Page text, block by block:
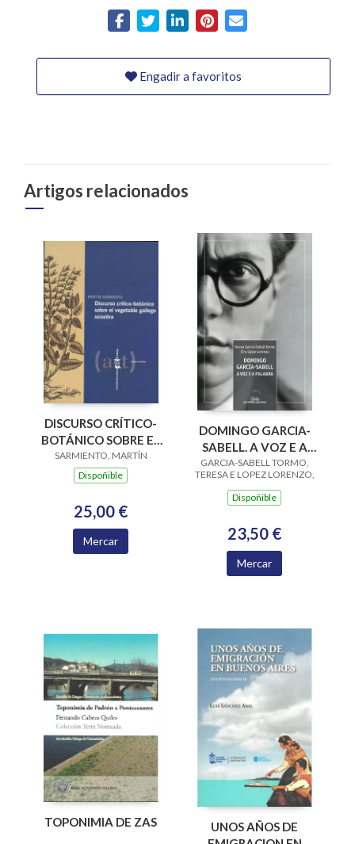
Engadir a favoritos
Artigos relacionados
DISCURSO CRÍTICO-
BOTÁNICO SOBRE EL
VEGETABLE
GALLEGO SEIXEBRA
SARMIENTO, MARTÍN
Dispoñible
25,00 €
Mercar
DOMINGO GARCIA-
SABELL. A VOZ E A
PALABRA
GARCIA-SABELL TORMO,
TERESA E LOPEZ LORENZO,
Dispoñible
23,50 €
Mercar
TOPONIMIA DE ZAS
UNOS AÑOS DE